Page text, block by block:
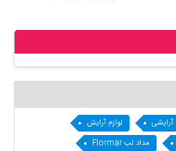
آرایشی
لوازم آرایش
مداد لب Flormar